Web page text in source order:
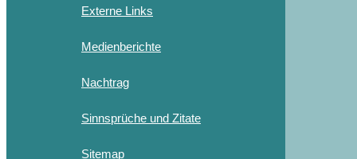
Externe Links
Medienberichte
Nachtrag
Sinnsprüche und Zitate
Sitemap